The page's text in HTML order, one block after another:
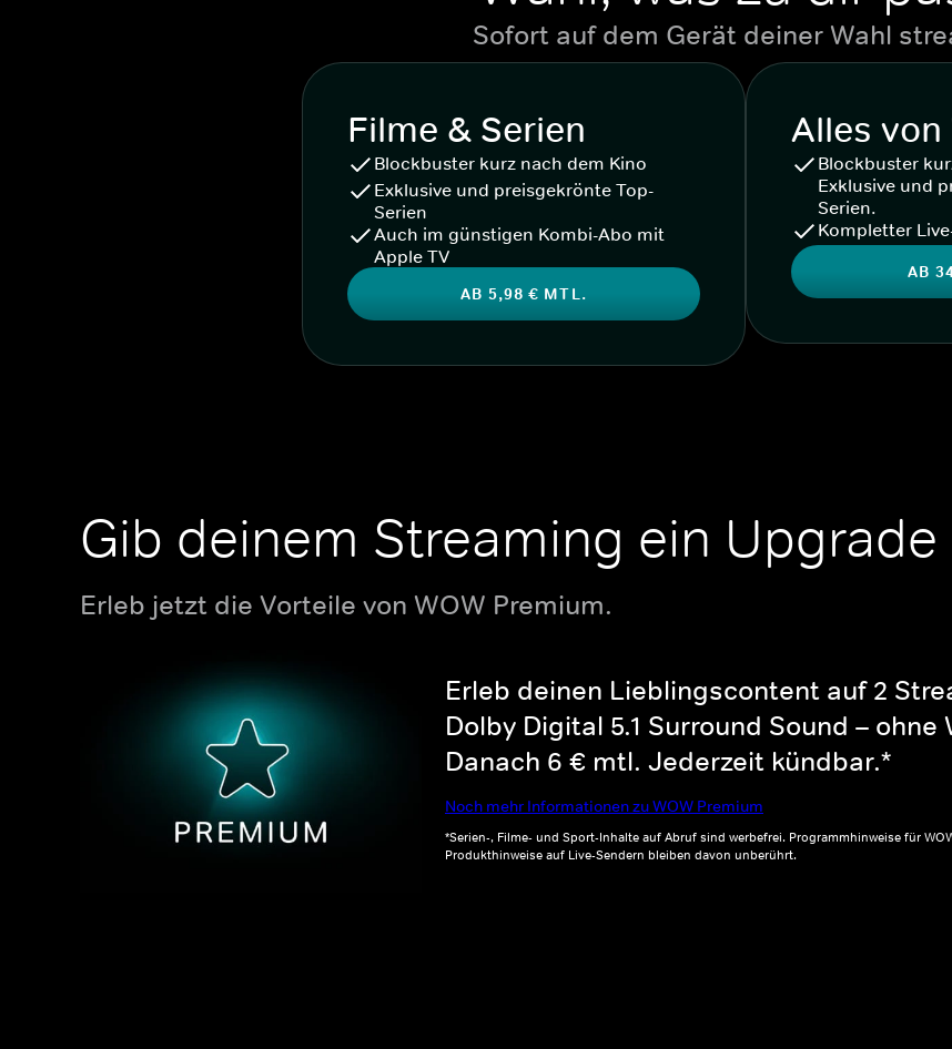
Sofort auf dem Gerät deiner Wahl
Filme & Serien
Blockbuster kurz nach dem Kino
Exklusive und preisgekrönte Top-
Serien
Auch im günstigen Kombi-Abo mit
Apple TV
AB 5,98 € MTL.
Alles von
Blockbuster
Exklusive und
Serien.
Kompletter
AB
Gib deinem Streaming ein Upgrade
Erleb jetzt die Vorteile von WOW Premium.
Erleb deinen Lieblingscontent auf 2
Dolby Digital 5.1 Surround Sound –
Danach 6 € mtl. Jederzeit kündbar.*
Noch mehr Informationen zu WOW Premium
*Serien-, Filme- und Sport-Inhalte auf Abruf sind werbefrei. Programmhinweise für
Produkthinweise auf Live-Sendern bleiben davon unberührt.